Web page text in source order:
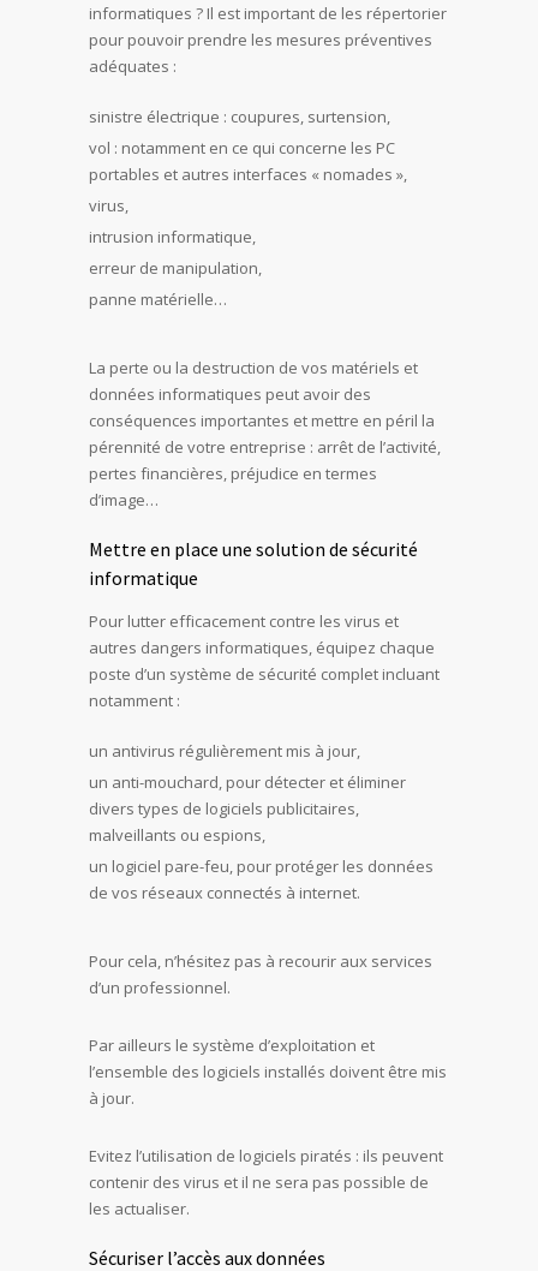
informatiques ? Il est important de les répertorier
pour pouvoir prendre les mesures préventives
adéquates :
sinistre électrique : coupures, surtension,
vol : notamment en ce qui concerne les PC
portables et autres interfaces « nomades »,
virus,
intrusion informatique,
erreur de manipulation,
panne matérielle…
La perte ou la destruction de vos matériels et
données informatiques peut avoir des
conséquences importantes et mettre en péril la
pérennité de votre entreprise : arrêt de l’activité,
pertes financières, préjudice en termes
d’image…
Mettre en place une solution de sécurité
informatique
Pour lutter efficacement contre les virus et
autres dangers informatiques, équipez chaque
poste d’un système de sécurité complet incluant
notamment :
un antivirus régulièrement mis à jour,
un anti-mouchard, pour détecter et éliminer
divers types de logiciels publicitaires,
malveillants ou espions,
un logiciel pare-feu, pour protéger les données
de vos réseaux connectés à internet.
Pour cela, n’hésitez pas à recourir aux services
d’un professionnel.
Par ailleurs le système d’exploitation et
l’ensemble des logiciels installés doivent être mis
à jour.
Evitez l’utilisation de logiciels piratés : ils peuvent
contenir des virus et il ne sera pas possible de
les actualiser.
Sécuriser l’accès aux données